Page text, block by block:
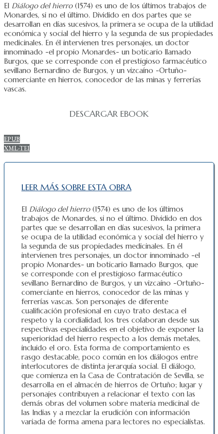
El Diálogo del hierro(1574) es uno de los últimos trabajos de
Monardes, si no el último. Dividido en dos partes que se
desarrollan en días sucesivos, la primera se ocupa de la utilidad
económica y social del hierro y la segunda de sus propiedades
medicinales. En él intervienen tres personajes, un doctor
innominado -el propio Monardes- un boticario llamado
Burgos, que se corresponde con el prestigioso farmacéutico
sevillano Bernardino de Burgos, y un vizcaíno -Ortuño-
comerciante en hierros, conocedor de las minas y ferrerías
vascas.
DESCARGAR EBOOK
EPUB
XML-TEI
LEER MÁS SOBRE ESTA OBRA
El Diálogo del hierro(1574) es uno de los últimos
trabajos de Monardes, si no el último. Dividido en dos
partes que se desarrollan en días sucesivos, la primera
se ocupa de la utilidad económica y social del hierro y
la segunda de sus propiedades medicinales. En él
intervienen tres personajes, un doctor innominado -el
propio Monardes- un boticario llamado Burgos, que
se corresponde con el prestigioso farmacéutico
sevillano Bernardino de Burgos, y un vizcaíno -Ortuño-
comerciante en hierros, conocedor de las minas y
ferrerías vascas. Son personajes de diferente
cualificación profesional en cuyo trato destaca el
respeto y la cordialidad, los tres colaboran desde sus
respectivas especialidades en el objetivo de exponer la
superioridad del hierro respecto a los demás metales,
incluido el oro. Esta forma de comportamiento es
rasgo destacable, poco común en los diálogos entre
interlocutores de distinta jerarquía social. El diálogo,
que comienza en la Casa de Contratación de Sevilla, se
desarrolla en el almacén de hierros de Ortuño; lugar y
personajes contribuyen a relacionar el texto con las
demás obras del volumen sobre materia medicinal de
las Indias y a mezclar la erudición con información
variada de forma amena para lectores no especialistas.